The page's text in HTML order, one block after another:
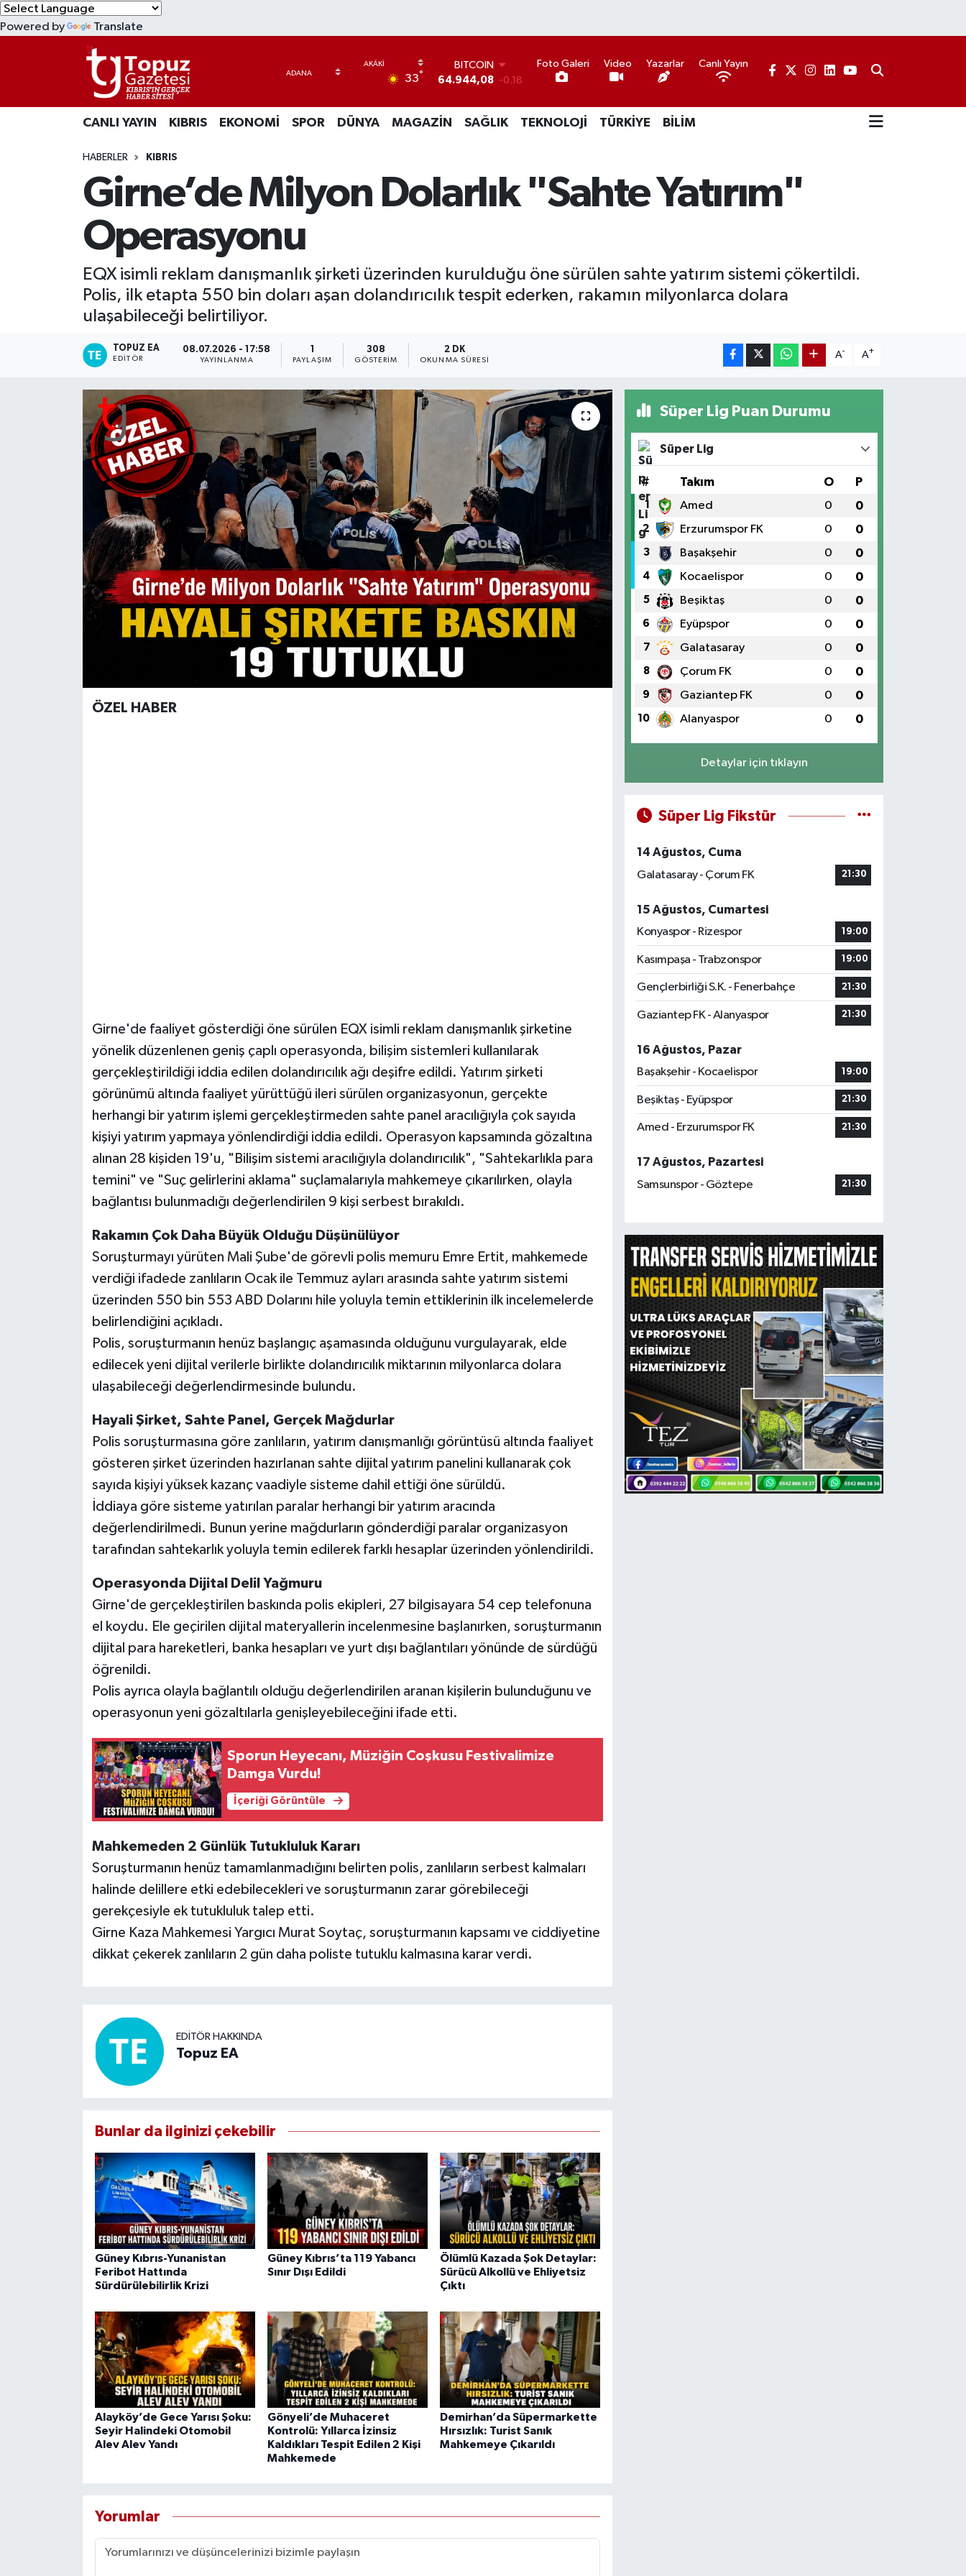
Powered by Translate
33°
DOLAR
47,7436
55,2510 0.32
6660.55
0.03
BİST100
13.779 -14
Foto Galeri Video Yazarlar Canlı Yayın
CANLI YAYIN KIBRIS EKONOMİ SPOR DÜNYA MAGAZİN SAĞLIK TEKNOLOJİ TÜRKİYE BİLİM
HABERLER KIBRIS
Girne’de Milyon Dolarlık "Sahte Yatırım"
Operasyonu
EQX isimli reklam danışmanlık şirketi üzerinden kurulduğu öne sürülen sahte yatırım sistemi çökertildi.
Polis, ilk etapta 550 bin doları aşan dolandırıcılık tespit ederken, rakamın milyonlarca dolara
ulaşabileceği belirtiliyor.
TOPUZ EA
EDITÖR
08.07.2026 - 17:58
YAYINLANMA PAYLAŞIM
308
GÖSTERIM
2 DK
OKUNMA SÜRESI
A- A+
ÖZEL HABER
Girne'de faaliyet gösterdiği öne sürülen EQX isimli reklam danışmanlık şirketine
yönelik düzenlenen geniş çaplı operasyonda, bilişim sistemleri kullanılarak
gerçekleştirildiği iddia edilen dolandırıcılık ağı deşifre edildi. Yatırım şirketi
görünümü altında faaliyet yürüttüğü ileri sürülen organizasyonun, gerçekte
herhangi bir yatırım işlemi gerçekleştirmeden sahte panel aracılığıyla çok sayıda
kişiyi yatırım yapmaya yönlendirdiği iddia edildi. Operasyon kapsamında gözaltına
alınan 28 kişiden 19'u, "Bilişim sistemi aracılığıyla dolandırıcılık", "Sahtekarlıkla para
temini" ve "Suç gelirlerini aklama" suçlamalarıyla mahkemeye çıkarılırken, olayla
bağlantısı bulunmadığı değerlendirilen 9 kişi serbest bırakıldı.
Rakamın Çok Daha Büyük Olduğu Düşünülüyor
Soruşturmayı yürüten Mali Şube'de görevli polis memuru Emre Ertit, mahkemede
verdiği ifadede zanlıların Ocak ile Temmuz ayları arasında sahte yatırım sistemi
üzerinden 550 bin 553 ABD Dolarını hile yoluyla temin ettiklerinin ilk incelemelerde
belirlendiğini açıkladı.
Polis, soruşturmanın henüz başlangıç aşamasında olduğunu vurgulayarak, elde
edilecek yeni dijital verilerle birlikte dolandırıcılık miktarının milyonlarca dolara
ulaşabileceği değerlendirmesinde bulundu.
Hayali Şirket, Sahte Panel, Gerçek Mağdurlar
Polis soruşturmasına göre zanlıların, yatırım danışmanlığı görüntüsü altında faaliyet
gösteren şirket üzerinden hazırlanan sahte dijital yatırım panelini kullanarak çok
sayıda kişiyi yüksek kazanç vaadiyle sisteme dahil ettiği öne sürüldü.
İddiaya göre sisteme yatırılan paralar herhangi bir yatırım aracında
değerlendirilmedi. Bunun yerine mağdurların gönderdiği paralar organizasyon
tarafından sahtekarlık yoluyla temin edilerek farklı hesaplar üzerinden yönlendirildi.
Operasyonda Dijital Delil Yağmuru
Girne'de gerçekleştirilen baskında polis ekipleri, 27 bilgisayara 54 cep telefonuna
el koydu. Ele geçirilen dijital materyallerin incelenmesine başlanırken, soruşturmanın
dijital para hareketleri, banka hesapları ve yurt dışı bağlantıları yönünde de sürdüğü
öğrenildi.
Polis ayrıca olayla bağlantılı olduğu değerlendirilen aranan kişilerin bulunduğunu ve
operasyonun yeni gözaltılarla genişleyebileceğini ifade etti.
Sporun Heyecanı, Müziğin Coşkusu Festivalimize
Damga Vurdu!
İçeriği Görüntüle
Mahkemeden 2 Günlük Tutukluluk Kararı
Soruşturmanın henüz tamamlanmadığını belirten polis, zanlıların serbest kalmaları
halinde delillere etki edebilecekleri ve soruşturmanın zarar görebileceği
gerekçesiyle ek tutukluluk talep etti.
Girne Kaza Mahkemesi Yargıcı Murat Soytaç, soruşturmanın kapsamı ve ciddiyetine
dikkat çekerek zanlıların 2 gün daha poliste tutuklu kalmasına karar verdi.
EDITÖR HAKKINDA
Topuz EA
Bunlar da ilginizi çekebilir
Güney Kıbrıs-Yunanistan
Feribot Hattında
Sürdürülebilirlik Krizi
Güney Kıbrıs’ta 119 Yabancı
Sınır Dışı Edildi
Ölümlü Kazada Şok Detaylar:
Sürücü Alkollü ve Ehliyetsiz
Çıktı
Alayköy’de Gece Yarısı Şoku:
Seyir Halindeki Otomobil
Alev Alev Yandı
Gönyeli’de Muhaceret
Kontrolü: Yıllarca İzinsiz
Kaldıkları Tespit Edilen 2 Kişi
Mahkemede
Demirhan’da Süpermarkette
Hırsızlık: Turist Sanık
Mahkemeye Çıkarıldı
Yorumlar
Süper Lig Puan Durumu
Süper Lig
# Takım O P
1 Amed 0 0
2 Erzurumspor FK 0 0
3 Başakşehir 0 0
4 Kocaelispor 0 0
5 Beşiktaş 0 0
6 Eyüpspor 0 0
7 Galatasaray 0 0
8 Çorum FK 0 0
9 Gaziantep FK 0 0
10 Alanyaspor 0 0
Detaylar için tıklayın
Süper Lig Fikstür
14 Ağustos, Cuma
Galatasaray - Çorum FK
21:30
15 Ağustos, Cumartesi
Konyaspor - Rizespor
19:00
Kasımpaşa - Trabzonspor 19:00
Gençlerbirliği S.K. - Fenerbahçe 21:30
Gaziantep FK - Alanyaspor 21:30
16 Ağustos, Pazar
Başakşehir - Kocaelispor
19:00
Beşiktaş - Eyüpspor 21:30
Amed - Erzurumspor FK 21:30
17 Ağustos, Pazartesi
Samsunspor - Göztepe
21:30
EKONOMİ
MAGAZİN
TEKNOLOJİ
TÜRKİYE
Lefkoşa Nöbetçi Eczaneler
Lefkoşa Hava Durumu
Lefkoşa Trafik Yoğunluk Haritası
Süper Lig Puan Durumu ve Fikstür
Tüm Manşetler
Son Dakika Haberleri
Haber Arşivi